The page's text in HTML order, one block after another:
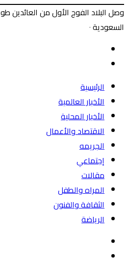
وصل البلاد الفوج الأول من العائدين
السعودية ٠
الرئيسية
الأخبار العالمية
الأخبار المحلية
الاقتصاد والأعمال
الجريمه
إجتماعي
مقالات
المراه والطفل
الثقافة والفنون
الرياضة